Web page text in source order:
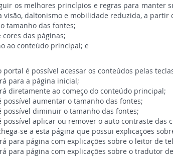
os melhores princípios e regras para
visão, daltonismo e mobilidade reduzida, a
tamanho das fontes;
das páginas;
ao conteúdo principal; e
é possível acessar os conteúdos pelas
para a página inicial;
diretamente ao começo do conteúdo principal;
possível aumentar o tamanho das fontes;
possível diminuir o tamanho das fontes;
possível aplicar ou remover o auto contraste das
se a esta página que possui explicações
para página com explicações sobre o leitor de
para página com explicações sobre o tradutor